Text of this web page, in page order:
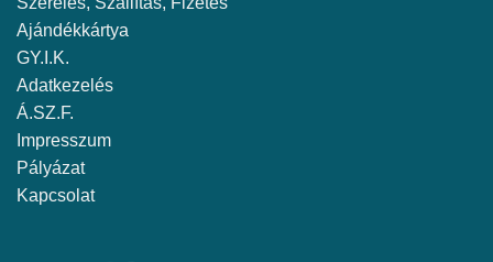
Ajándékkártya
GY.I.K.
Adatkezelés
Á.SZ.F.
Impresszum
Pályázat
Kapcsolat